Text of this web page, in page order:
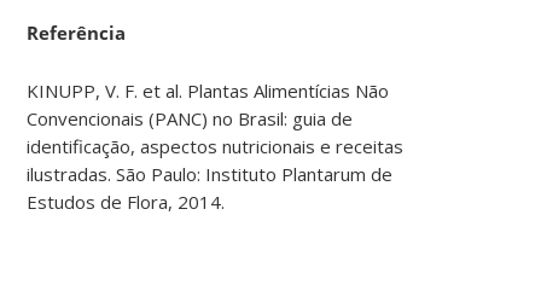
Referência
KINUPP, V. F. et al. Plantas Alimentícias Não
Convencionais (PANC) no Brasil: guia de
identificação, aspectos nutricionais e receitas
ilustradas. São Paulo: Instituto Plantarum de
Estudos de Flora, 2014.